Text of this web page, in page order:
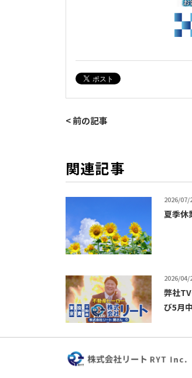
< 前の記事
関連記事
2026/07/
夏季休
2026/04/
弊社
び5月